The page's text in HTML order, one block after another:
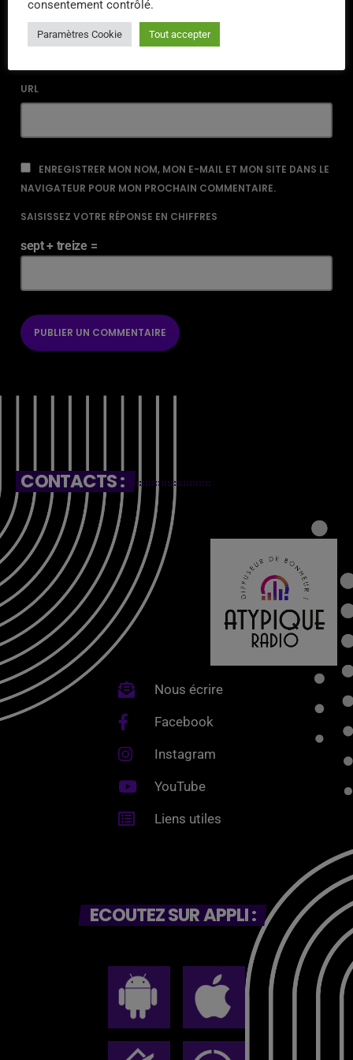
URL
ENREGISTRER MON NOM, MON E-MAIL ET MON SITE DANS LE
NAVIGATEUR POUR MON PROCHAIN COMMENTAIRE.
SAISISSEZ VOTRE RÉPONSE EN CHIFFRES
sept + treize =
CONTACTS :
Nous écrire
Facebook
Instagram
YouTube
Liens utiles
ECOUTEZ SUR APPLI :
consentement contrôlé.
Paramètres Cookie Tout accepter